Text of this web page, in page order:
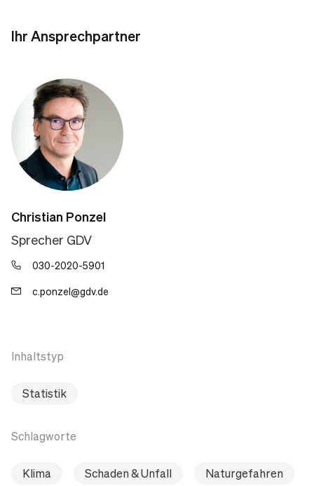
Ihr Ansprechpartner
Christian Ponzel
Sprecher GDV
030-2020-5901
c.ponzel@gdv.de
Inhaltstyp
Statistik
Schlagworte
Klima Schaden & Unfall Naturgefahren